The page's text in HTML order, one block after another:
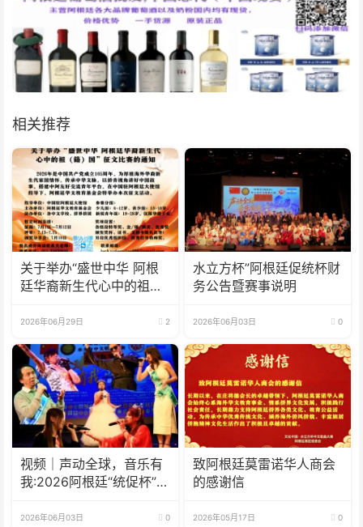
相关推荐
关于举办“盛世中华 阿根
廷华裔新生代心中的祖
2026年06月29日 2
水立方杯”阿根廷促统杯财
务公告暨赛事说明
2026年06月03日 0
视频｜声动全球，音乐有
我:2026阿根廷“统促杯”水
圆满落幕
2026年06月03日 0
致阿根廷莫雷诺华人商会
的感谢信
2026年05月17日 0